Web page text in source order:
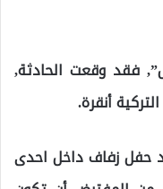
فقد وقعت الحادثة,
أنقرة.
حفل زفاف داخل احدى